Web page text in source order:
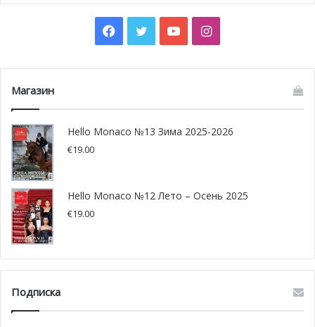
принцессы Грейс, вертолетная площадка, стадион Луи II
и просторный торговый центр.
ведь княжество активно ведет строительство,
буквально расцветая новой архитектурой и заметно
преображаясь на наших глазах. Сегодня Монако
вступает в захватывающую эру новаторских
строительных проектов, обширных зеленых
насаждений и нового жилья, спроектированного с
бережным отношением к природе. Ниже представлен
моря.
Facebook
TwitterYouTubeInstagram
Магазин
Hello Monaco №13 Зима 2025-2026
€19.00
Hello Monaco №12 Лето – Осень 2025
€19.00
Подписка